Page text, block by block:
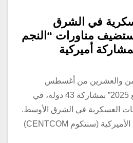
في الشرق
مناورات “النجم
والعشرين من أغسطس
مناورات “النجم الساطع 2025” بمشاركة 43 دولة، في
العسكرية في الشرق الأوسط.
وقالت القيادة المركزية الأميركية (سنتكوم CENTCOM)